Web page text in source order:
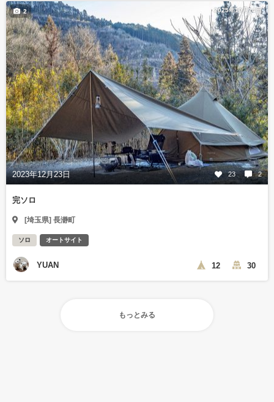
2025年10月14日
2023年12月23日 23 2
2
完ソロ
[埼玉県] 長瀞町
ソロ オートサイト
YUAN 12 30
もっとみる